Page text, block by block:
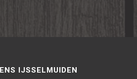
IJSSELMUIDEN